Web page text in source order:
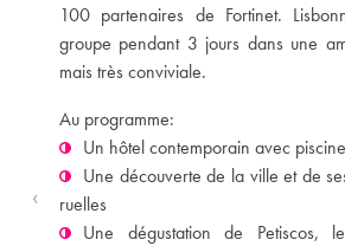
100 partenaires de Fortinet.
groupe pendant 3 jours dans une
mais très conviviale.
Au programme:
Un hôtel contemporain avec piscine
Une découverte de la ville et de
ruelles
Une dégustation de Petiscos,
‹